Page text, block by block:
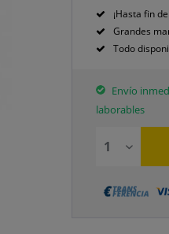
¡Hasta fin
Grandes
Todo
Envío
laborables